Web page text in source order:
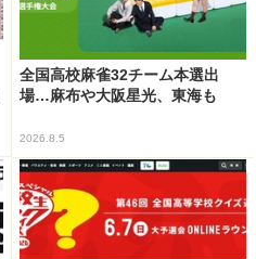
全国高校麻雀32チーム本選出
場…麻布や大阪星光、東海も
2026.8.5